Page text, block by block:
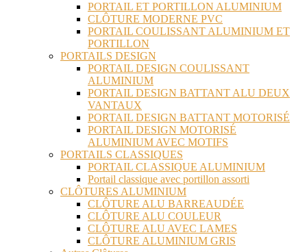
PORTAIL ET PORTILLON ALUMINIUM
CLÔTURE MODERNE PVC
PORTAIL COULISSANT ALUMINIUM ET
PORTILLON
PORTAILS DESIGN
PORTAIL DESIGN COULISSANT
ALUMINIUM
PORTAIL DESIGN BATTANT ALU DEUX
VANTAUX
PORTAIL DESIGN BATTANT MOTORISÉ
PORTAIL DESIGN MOTORISÉ
ALUMINIUM AVEC MOTIFS
PORTAILS CLASSIQUES
PORTAIL CLASSIQUE ALUMINIUM
Portail classique avec portillon assorti
CLÔTURES ALUMINIUM
CLÔTURE ALU BARREAUDÉE
CLÔTURE ALU COULEUR
CLÔTURE ALU AVEC LAMES
CLÔTURE ALUMINIUM GRIS